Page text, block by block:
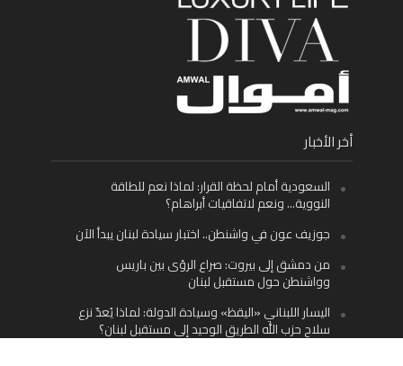
أخر الأخبار
السعودية أمام لحظة القرار: لماذا نعم للطاقة
النووية… ونعم لاتفاقيات أبراهام؟
جوزيف عون في واشنطن.. اختبار سيادة لبنان يبدأ الآن
من دمشق إلى بيروت: صراع الرؤى بين باريس
وواشنطن حول مستقبل لبنان
اليسار اللبناني «اليقظ» وسيادة الدولة: لماذا يُعدّ نزع
سلاح حزب الله الطريق الوحيد إلى مستقبل لبنان؟